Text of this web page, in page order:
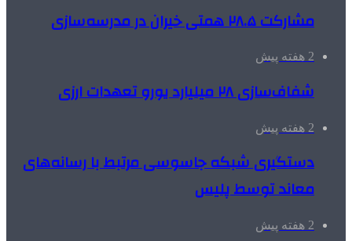
مشارکت ۲۸.۵ همتی خیران در مدرسه‌سازی
2 هفته پیش
شفاف‌سازی ۲۸ میلیارد یورو تعهدات ارزی
2 هفته پیش
دستگیری شبکه جاسوسی مرتبط با رسانه‌های
معاند توسط پلیس
2 هفته پیش